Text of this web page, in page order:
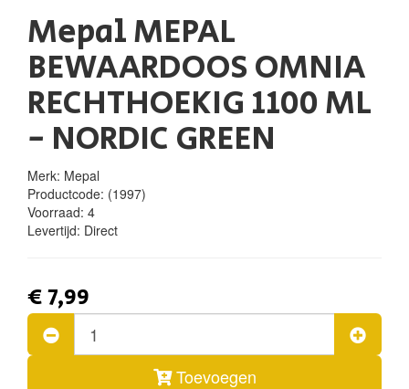
Mepal MEPAL
BEWAARDOOS OMNIA
RECHTHOEKIG 1100 ML
- NORDIC GREEN
Merk: Mepal
Productcode: (1997)
Voorraad: 4
Levertijd: Direct
€ 7,99
Toevoegen